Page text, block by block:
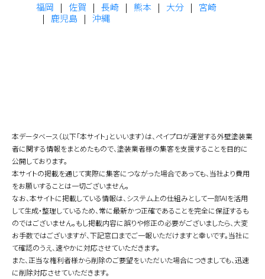
福岡
佐賀 長崎 熊本 大分
宮崎
鹿児島
沖縄
本データベース（以下「本サイト」といいます）は、ペイプロが運営する外壁塗装業
者に関する情報をまとめたもので、塗装業者様の集客を支援することを目的に
公開しております。
本サイトの掲載を通じて実際に集客につながった場合であっても、当社より費用
をお願いすることは一切ございません。
なお、本サイトに掲載している情報は、システム上の仕組みとして一部AIを活用
して生成・整理しているため、常に最新かつ正確であることを完全に保証するも
のではございません。もし掲載内容に誤りや修正の必要がございましたら、大変
お手数ではございますが、下記窓口までご一報いただけますと幸いです。当社に
て確認のうえ、速やかに対応させていただきます。
また、正当な権利者様から削除のご要望をいただいた場合につきましても、迅速
に削除対応させていただきます。